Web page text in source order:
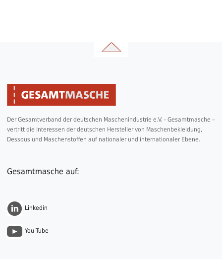
Der Gesamtverband der deutschen Maschenindustrie e.V. – Gesamtmasche –
vertritt die Interessen der deutschen Hersteller von Maschenbekleidung,
Dessous und Maschenstoffen auf nationaler und internationaler Ebene.
Gesamtmasche auf:
Linkedin
You Tube